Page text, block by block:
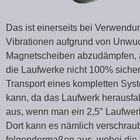
Das ist einerseits bei
Vibrationen aufgrund von
Magnetscheiben
die Laufwerke nicht 100%
Transport eines kompletten
kann, da das Laufwerk
aus, wenn man ein 2,5″
Dort kann es nämlich